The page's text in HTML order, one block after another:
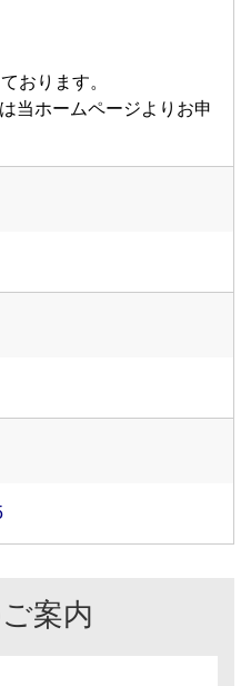
おります。
当ホームページよりお申
案内